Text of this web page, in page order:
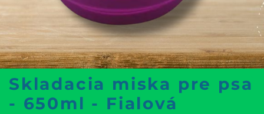
Skladacia miska pre psa
- 650ml - Fialová